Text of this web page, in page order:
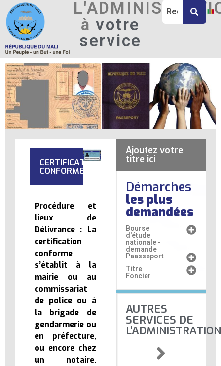
àvotre
service
CERTIFICATION
CONFORME
Procédure et
lieux de
Délivrance : La
certification
conforme
s’établit à la
mairie ou au
commissariat
de police ou à
la brigade de
gendarmerie ou
en préfecture,
ou encore chez
un notaire.
Ajoutez votre
titre ici
Démarches
les plus
demandées
Bourse
d'étude
nationale -
demande
Paasseport
Titre
Foncier
AUTRES
SERVICES DE
L'ADMINISTRATION